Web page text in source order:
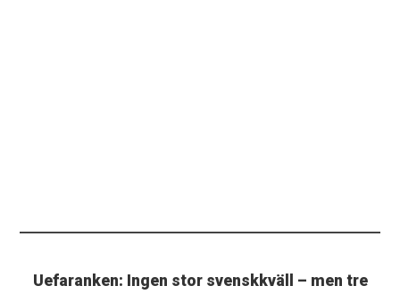
Uefaranken: Ingen stor svenskkväll – men tre